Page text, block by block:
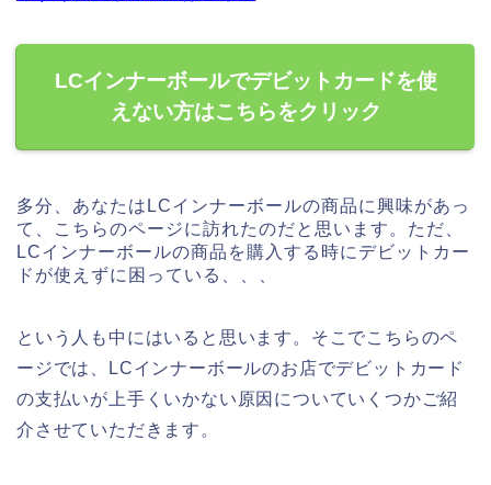
LCインナーボールでデビットカードを使
えない方はこちらをクリック
多分、あなたはLCインナーボールの商品に興味があっ
て、こちらのページに訪れたのだと思います。ただ、
LCインナーボールの商品を購入する時にデビットカー
ドが使えずに困っている、、、
という人も中にはいると思います。そこでこちらのペ
ージでは、LCインナーボールのお店でデビットカード
の支払いが上手くいかない原因についていくつかご紹
介させていただきます。